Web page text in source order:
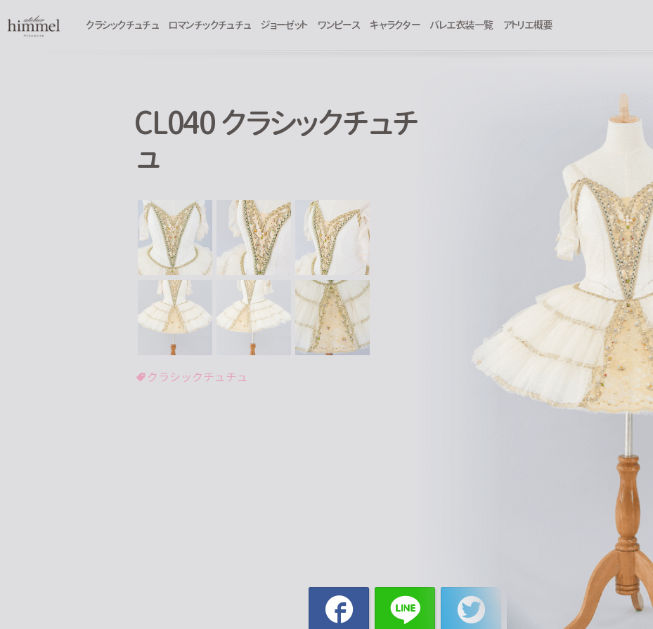
クラシックチュチュ ロマンチックチュチュ ジョーゼット ワンピース キャラクター バレエ衣装一覧 アトリエ概要
CL040 クラシックチュチ
ュ
クラシックチュチュ